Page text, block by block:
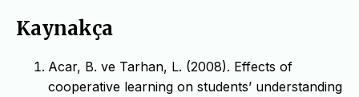
Kaynakça
Acar, B. ve Tarhan, L. (2008). Effects of
cooperative learning on students’ understanding